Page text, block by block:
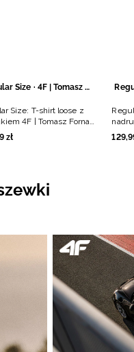
Regular Size · 4F | Tomasz Fornal
Size: T-shirt loose z
4F | Tomasz Fornal
zł
-
129,